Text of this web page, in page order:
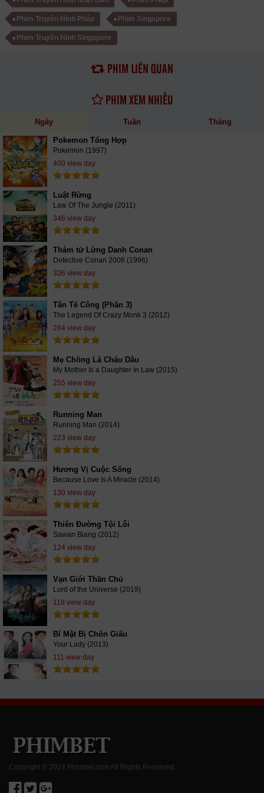
Phim Truyền Hình Pháp Phim Singapore
Phim Truyền Hình Singapore
PHIM LIÊN QUAN
PHIM XEM NHIỀU
Ngày Tuần Tháng
Pokemon Tổng Hợp
Pokemon (1997)
400 view day
Luật Rừng
Law Of The Jungle (2011)
346 view day
Thám tử Lừng Danh Conan
Detective Conan 2006 (1996)
336 view day
Tân Tế Công (Phần 3)
The Legend Of Crazy Monk 3 (2012)
264 view day
Mẹ Chồng Là Cháu Dâu
My Mother Is a Daughter In Law (2015)
255 view day
Running Man
Running Man (2014)
223 view day
Hương Vị Cuộc Sống
Because Love Is A Miracle (2014)
130 view day
Thiên Đường Tội Lỗi
Sawan Biang (2012)
124 view day
Vạn Giới Thần Chủ
Lord of the Universe (2019)
118 view day
Bí Mật Bị Chôn Giấu
Your Lady (2013)
111 view day
Copyright ® 2024 Phimbet.com All Rights Reserved.